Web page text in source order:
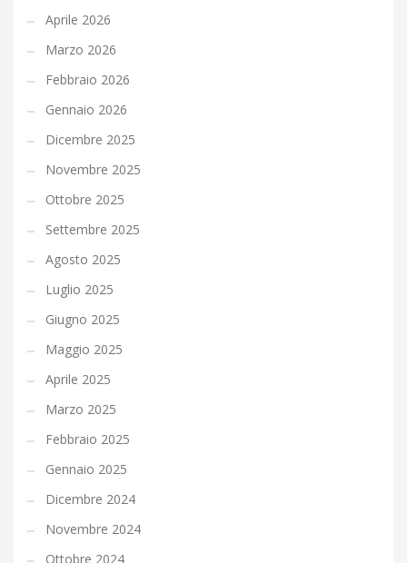
Aprile 2026
Marzo 2026
Febbraio 2026
Gennaio 2026
Dicembre 2025
Novembre 2025
Ottobre 2025
Settembre 2025
Agosto 2025
Luglio 2025
Giugno 2025
Maggio 2025
Aprile 2025
Marzo 2025
Febbraio 2025
Gennaio 2025
Dicembre 2024
Novembre 2024
Ottobre 2024